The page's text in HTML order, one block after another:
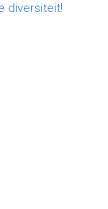
diversiteit!